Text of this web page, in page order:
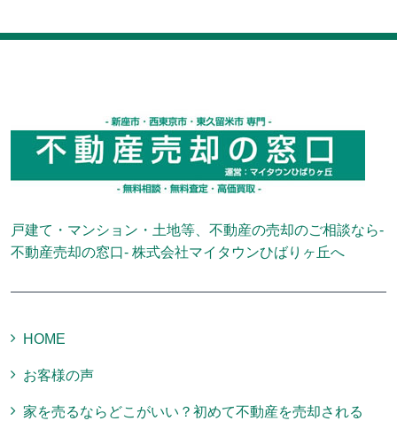
戸建て・マンション・土地等、不動産の売却のご相談なら-
不動産売却の窓口- 株式会社マイタウンひばりヶ丘へ
HOME
お客様の声
家を売るならどこがいい？初めて不動産を売却される